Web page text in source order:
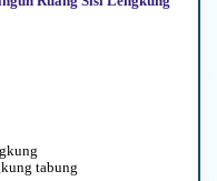
tabung